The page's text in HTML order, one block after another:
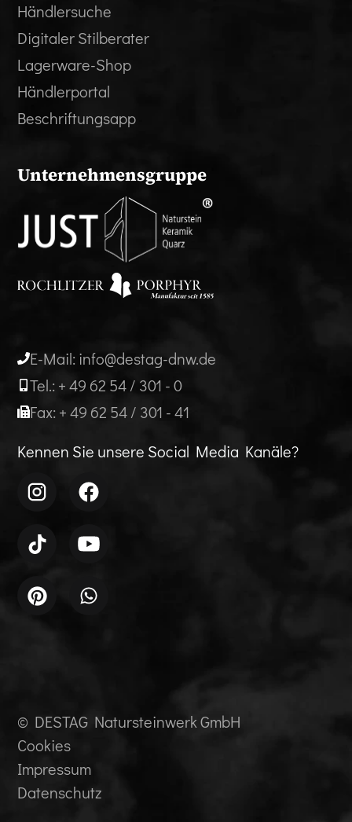
Händlersuche
Digitaler Stilberater
Lagerware-Shop
Händlerportal
Beschriftungsapp
Unternehmensgruppe
E-Mail: info@destag-dnw.de
Tel.: + 49 62 54 / 301 - 0
Fax: + 49 62 54 / 301 - 41
Kennen Sie unsere Social Media Kanäle?
© DESTAG Natursteinwerk GmbH
Cookies
Impressum
Datenschutz